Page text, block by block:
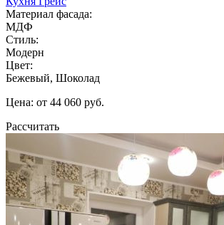
Материал фасада:
МДФ
Стиль:
Модерн
Цвет:
Бежевый, Шоколад
Цена: от 44 060 руб.
Рассчитать